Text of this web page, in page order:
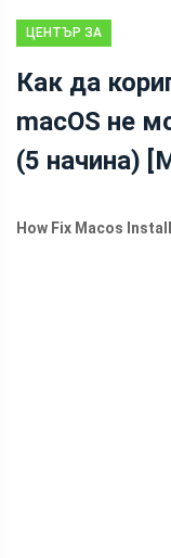
ЦЕНТЪР ЗА
MINITOOL
Как да
macOS не
(5 начина)
How Fix Macos